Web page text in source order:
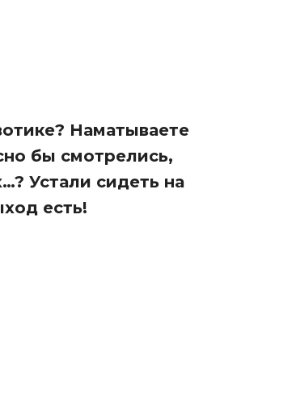
Наматываете
бы смотрелись,
Устали сидеть на
есть!